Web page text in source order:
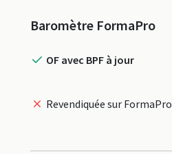
Profil
Baromètre FormaPro
OF avec BPF à jour
Revendiquée sur FormaPro